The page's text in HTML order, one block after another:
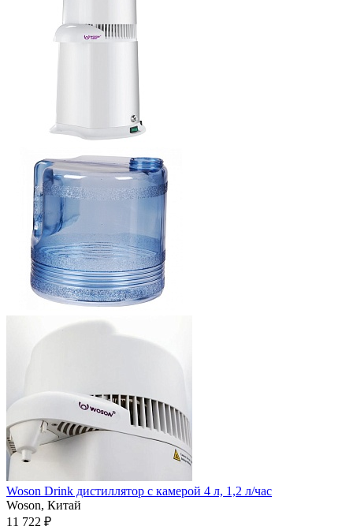
Woson Drink дистиллятор с камерой 4 л, 1,2 л/час
Woson, Китай
11 722 ₽